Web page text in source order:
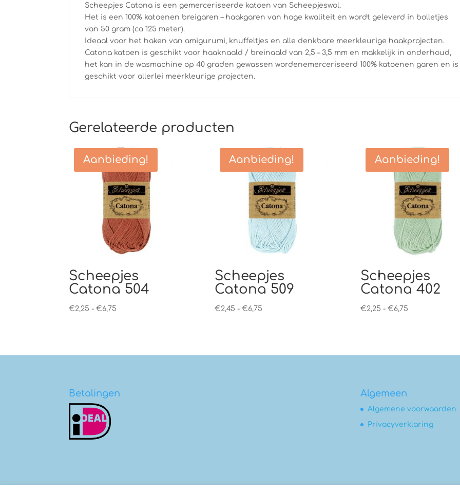
Scheepjes Catona is een gemerceriseerde katoen van Scheepjeswol.
Het is een 100% katoenen breigaren – haakgaren van hoge kwaliteit en wordt geleverd in bolletjes
van 50 gram (ca 125 meter).
Ideaal voor het haken van amigurumi, knuffeltjes en alle denkbare meerkleurige haakprojecten.
Catona katoen is geschikt voor haaknaald / breinaald van 2,5 – 3,5 mm en makkelijk in onderhoud,
het kan in de wasmachine op 40 graden gewassen wordenemerceriseerd 100% katoenen garen en is
geschikt voor allerlei meerkleurige projecten.
Gerelateerde producten
Aanbieding!
Scheepjes
Catona 504
€2,25 - €6,75
Aanbieding!
Scheepjes
Catona 509
€2,45 - €6,75Prijsklasse:
Aanbieding!
Scheepjes
Catona 402
€2,25 - €6,75Prijsklasse:
Betalingen Algemeen
Algemene voorwaarden
Privacyverklaring